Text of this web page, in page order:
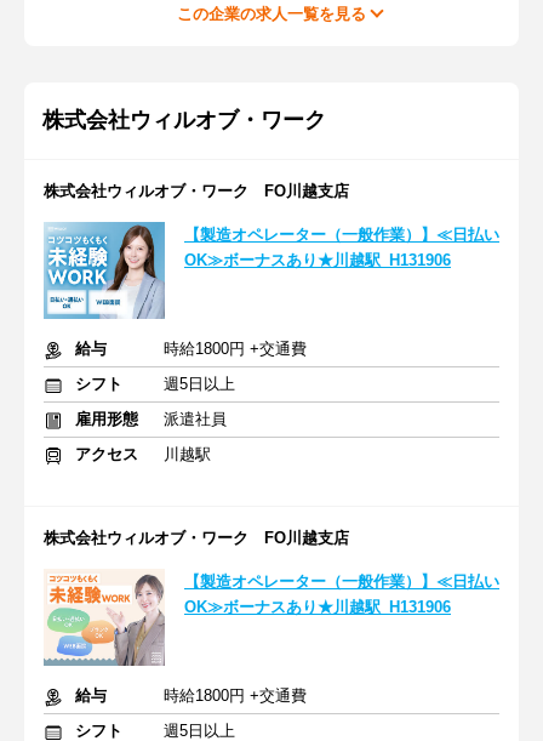
この企業の求人一覧を見る
株式会社ウィルオブ・ワーク
株式会社ウィルオブ・ワーク FO川越支店
【製造オペレーター（一般作業）】≪日払い
OK≫ボーナスあり★川越駅_H131906
給与
時給1800円 +交通費
シフト
週5日以上
雇用形態
派遣社員
アクセス
川越駅
株式会社ウィルオブ・ワーク FO川越支店
【製造オペレーター（一般作業）】≪日払い
OK≫ボーナスあり★川越駅_H131906
給与
時給1800円 +交通費
シフト
週5日以上